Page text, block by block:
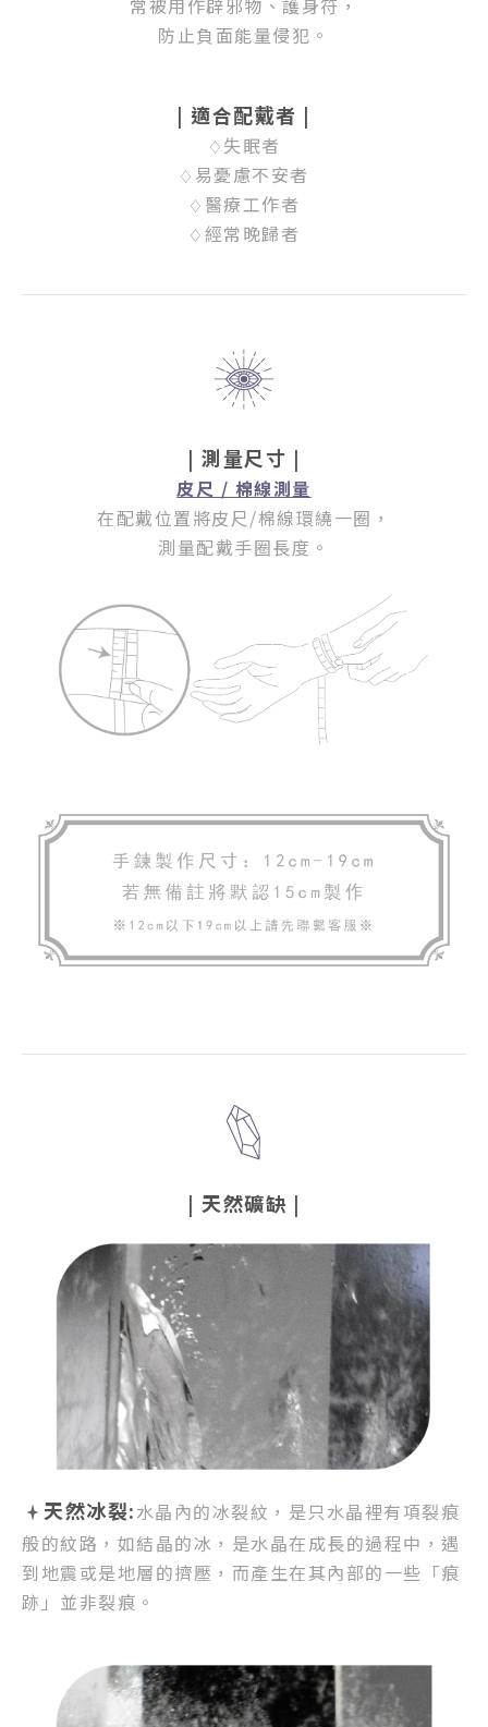
常被用作辟邪物、護身符 ，
防止負面能量侵犯。
| 適合配戴者 |
♢ 失眠者
♢ 易憂慮不安者
♢ 醫療工作者
♢ 經常晚歸者
| 測量尺寸 |
皮尺 / 棉線測量
在配戴位置將皮尺/棉線環繞一圈 ，
測量配戴手圈長度。
| 天然礦缺 |
天然冰裂:水晶內的冰裂紋， 是只水晶裡有項裂痕
般的紋路， 如結晶的冰，是水晶在成長的過程中， 遇
到地震或是地層的擠壓， 而產生在其內部的一些「痕
跡」並非裂痕。